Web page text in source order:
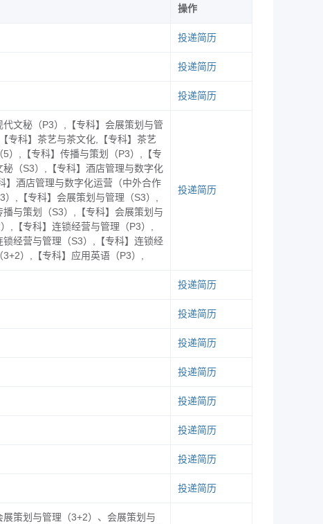
jy.zjiet.edu.cn/
），如名额报满时，报名
校将在一个工作日内完成账号审核。审
计划”专场招聘会”并点击“展位预定”选
请 关注我校就业服务号“
时告知学生。
位发布的招聘信息须为本单位直接用人
、违规，主办方将依据法律法规追究
操作
投递简历
投递简历
投递简历
代文秘（P3）,【专科】会展策划与管
专科】茶艺与茶文化,【专科】茶艺
5）,【专科】传播与策划（P3）,【专
秘（S3）,【专科】酒店管理与数字化
】酒店管理与数字化运营（中外合作
）,【专科】会展策划与管理（S3）,
播与策划（S3）,【专科】会展策划与
,【专科】连锁经营与管理（P3）,
锁经营与管理（S3）,【专科】连锁经
3+2）,【专科】应用英语（P3）,
投递简历
投递简历
投递简历
投递简历
投递简历
投递简历
投递简历
投递简历
投递简历
展策划与管理（3+2）、会展策划与